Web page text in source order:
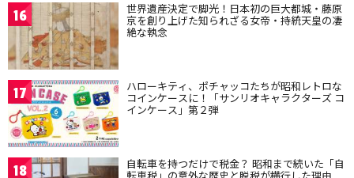
16 世界遺産決定で脚光！日本初の巨大都城・藤原
京を創り上げた知られざる女帝・持統天皇の凄
絶な執念
17 ハローキティ、ポチャッコたちが昭和レトロな
コインケースに！「サンリオキャラクターズ コ
インケース」第２弾
18 自転車を持つだけで税金？ 昭和まで続いた「自